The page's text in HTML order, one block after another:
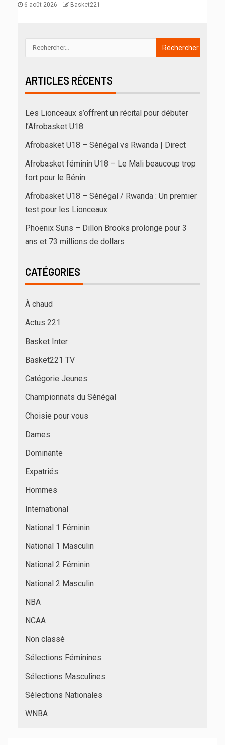
6 août 2026 Basket221
ARTICLES RÉCENTS
Les Lionceaux s’offrent un récital pour débuter
l’Afrobasket U18
Afrobasket U18 – Sénégal vs Rwanda | Direct
Afrobasket féminin U18 – Le Mali beaucoup trop
fort pour le Bénin
Afrobasket U18 – Sénégal / Rwanda : Un premier
test pour les Lionceaux
Phoenix Suns – Dillon Brooks prolonge pour 3
ans et 73 millions de dollars
CATÉGORIES
À chaud
Actus 221
Basket Inter
Basket221 TV
Catégorie Jeunes
Championnats du Sénégal
Choisie pour vous
Dames
Dominante
Expatriés
Hommes
International
National 1 Féminin
National 1 Masculin
National 2 Féminin
National 2 Masculin
NBA
NCAA
Non classé
Sélections Féminines
Sélections Masculines
Sélections Nationales
WNBA